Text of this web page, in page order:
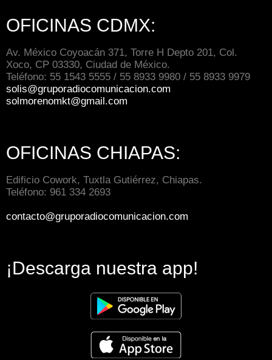
OFICINAS CDMX:
Av. México Coyoacán 371, Torre H Depto 201, Col.
Xoco, CP 03330, Ciudad de México.
Teléfono: 55 1543 5555 / 55 8933 9980 / 55 8933 9979
solis@gruporadiocomunicacion.com
solmorenomkt@gmail.com
OFICINAS CHIAPAS:
Edificio Cowork, Tuxtla Gutiérrez, Chiapas.
Teléfono: 961 334 2693
contacto@gruporadiocomunicacion.com
¡Descarga nuestra app!